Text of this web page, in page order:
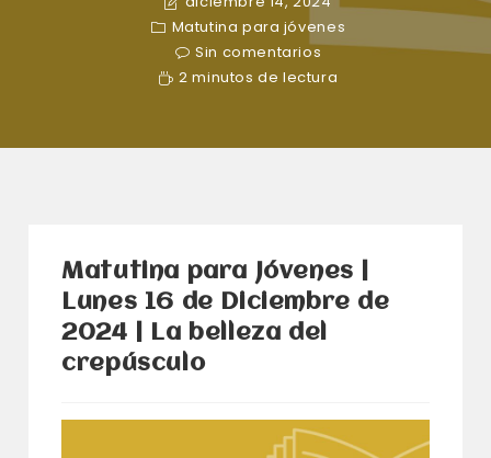
Matutina para jóvenes
Sin comentarios
2 minutos de lectura
Matutina para Jóvenes |
Lunes 16 de Diciembre de
2024 | La belleza del
crepúsculo